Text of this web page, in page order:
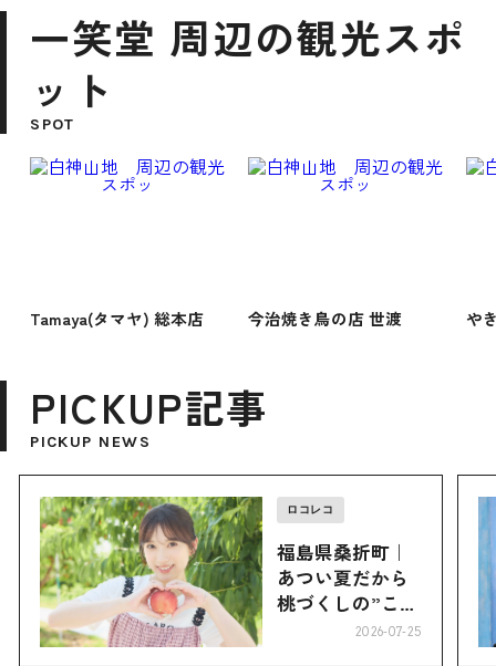
一笑堂 周辺の観光スポ
ット
SPOT
Tamaya(タマヤ) 総本店 今治焼き鳥の店 世渡 や
PICKUP記事
PICKUP NEWS
ロコレコ
福島県桑折町｜
あつい夏だから
桃づくしの”こお
2026-07-25